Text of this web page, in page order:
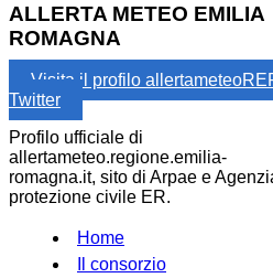
ALLERTA METEO EMILIA
ROMAGNA
Visita il profilo
Twitter
Profilo ufficiale di
allertameteo.regione.emilia-
romagna.it, sito di Arpae e
protezione civile ER.
Home
Il consorzio